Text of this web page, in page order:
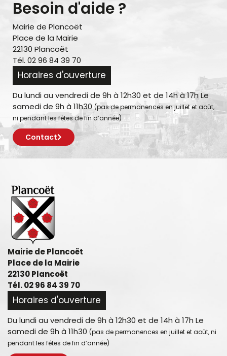
Besoin d'aide ?
Mairie de Plancoët
Place de la Mairie
22130 Plancoët
Tél. 02 96 84 39 70
Horaires d'ouverture
Du lundi au vendredi de 9h à 12h30 et de 14h à 17h Le
samedi de 9h à 11h30 (pas de permanences en juillet et août,
ni pendant les fêtes de fin d’année)
Contact
Mairie de Plancoët
Place de la Mairie
22130 Plancoët
Tél. 02 96 84 39 70
Horaires d'ouverture
Du lundi au vendredi de 9h à 12h30 et de 14h à 17h Le
samedi de 9h à 11h30 (pas de permanences en juillet et août, ni
pendant les fêtes de fin d’année)